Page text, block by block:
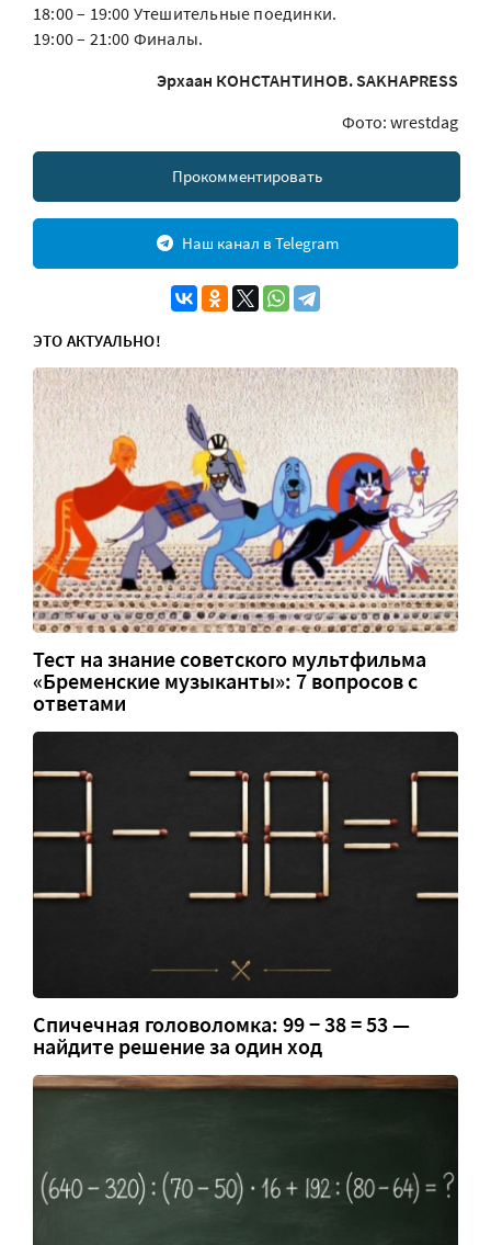
18:00 – 19:00 Утешительные поединки.
19:00 – 21:00 Финалы.
Эрхаан КОНСТАНТИНОВ. SAKHAPRESS
Фото: wrestdag
Прокомментировать
Наш канал в Telegram
ЭТО АКТУАЛЬНО!
Тест на знание советского мультфильма
«Бременские музыканты»: 7 вопросов с
ответами
Спичечная головоломка: 99 − 38 = 53 —
найдите решение за один ход